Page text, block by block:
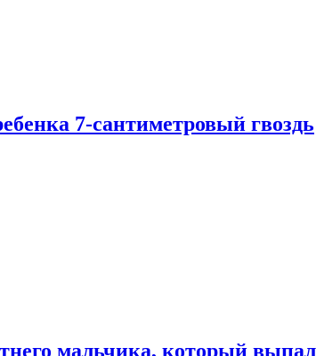
7-сантиметровый гвоздь
мальчика, который